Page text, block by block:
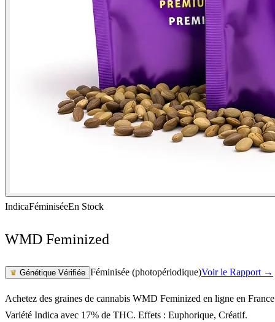
IndicaFéminiséeEn Stock
WMD Feminized
♛ Génétique Vérifiée Féminisée (photopériodique)Voir le Rapport →
Achetez des graines de cannabis WMD Feminized en ligne en
Variété Indica avec 17% de THC. Effets : Euphorique, Créatif.